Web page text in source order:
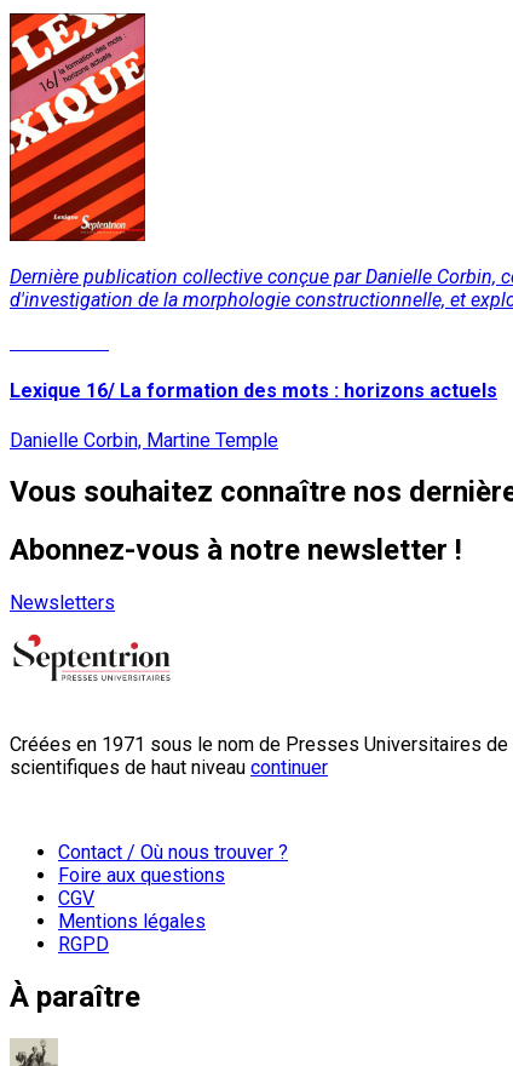
Dernière publication collective conçue par Danielle Corbin,
d'investigation de la morphologie constructionnelle, et
Lexique 16/ La formation des mots : horizons actuels
Danielle Corbin, Martine Temple
Vous souhaitez connaître nos
Abonnez-vous à notre newsletter !
Newsletters
Créées en 1971 sous le nom de Presses Universitaires
scientifiques de haut niveau continuer
Contact / Où nous trouver ?
Foire aux questions
CGV
Mentions légales
RGPD
À paraître